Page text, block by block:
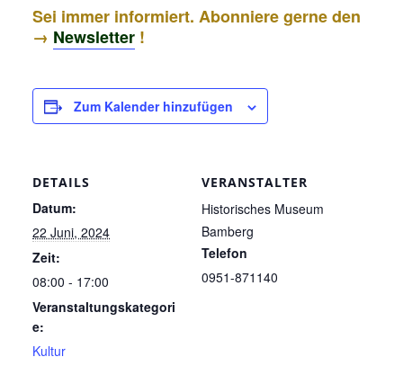
Sei immer informiert. Abonniere gerne den
→ Newsletter !
Zum Kalender hinzufügen
DETAILS
Datum:
22 Juni, 2024
Zeit:
08:00 - 17:00
Veranstaltungskategori
e:
Kultur
VERANSTALTER
Historisches Museum
Bamberg
Telefon
0951-871140